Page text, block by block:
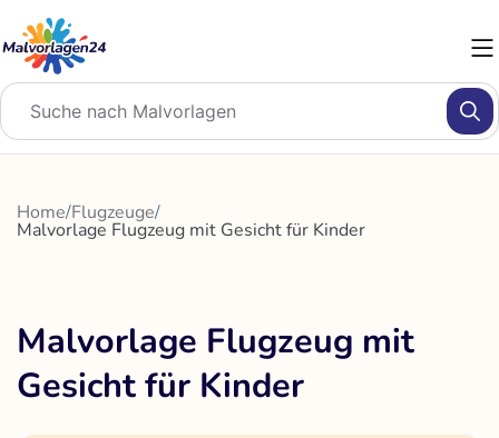
Inhalt
springen
Home/Flugzeuge/
Malvorlage Flugzeug mit Gesicht für Kinder
Malvorlage Flugzeug mit
Gesicht für Kinder